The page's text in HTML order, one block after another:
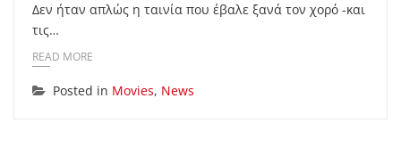
Δεν ήταν απλώς η ταινία που έβαλε ξανά τον χορό -και
τις…
READ MORE
Posted in Movies, News